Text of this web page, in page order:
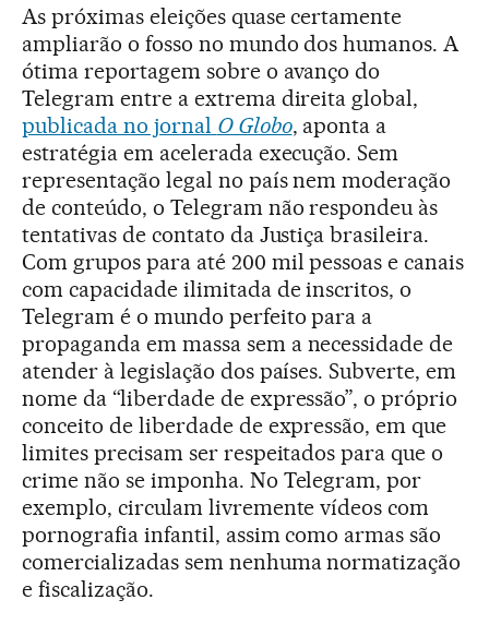
As próximas eleições quase certamente
ampliarão o fosso no mundo dos humanos. A
ótima reportagem sobre o avanço do
Telegram entre a extrema direita global,
publicada no jornal O Globo, aponta a
estratégia em acelerada execução. Sem
representação legal no país nem moderação
de conteúdo, o Telegram não respondeu às
tentativas de contato da Justiça brasileira.
Com grupos para até 200 mil pessoas e canais
com capacidade ilimitada de inscritos, o
Telegram é o mundo perfeito para a
propaganda em massa sem a necessidade de
atender à legislação dos países. Subverte, em
nome da “liberdade de expressão”, o próprio
conceito de liberdade de expressão, em que
limites precisam ser respeitados para que o
crime não se imponha. No Telegram, por
exemplo, circulam livremente vídeos com
pornografia infantil, assim como armas são
comercializadas sem nenhuma normatização
e fiscalização.